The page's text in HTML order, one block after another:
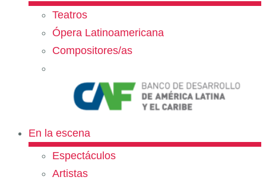
Teatros
Ópera Latinoamericana
Compositores/as
En la escena
Espectáculos
Artistas